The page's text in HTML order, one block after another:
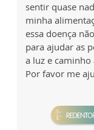
sentir quase
minha
essa doença
para ajudar as
a luz e caminho
Por favor me